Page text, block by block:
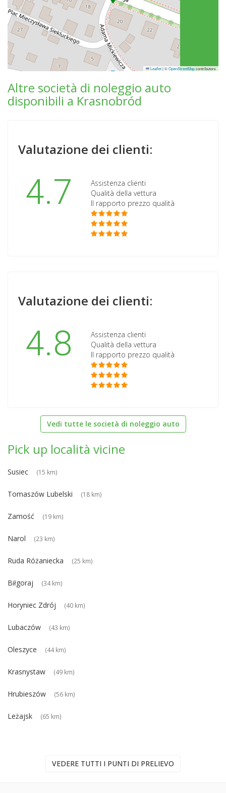
Leaflet|©OpenStreetMapcontributors
Altre società di noleggio auto
disponibili a Krasnobród
Valutazione dei clienti:
4.7
Assistenza clienti
Qualità della vettura
Il rapporto prezzo qualità
Valutazione dei clienti:
4.8
Assistenza clienti
Qualità della vettura
Il rapporto prezzo qualità
Vedi tutte le società di noleggio auto
Pick up località vicine
Susiec (15 km)
Tomaszów Lubelski (18 km)
Zamość (19 km)
Narol (23 km)
Ruda Różaniecka (25 km)
Biłgoraj (34 km)
Horyniec Zdrój (40 km)
Lubaczów (43 km)
Oleszyce (44 km)
Krasnystaw (49 km)
Hrubieszów (56 km)
Leżajsk (65 km)
VEDERE TUTTI I PUNTI DI PRELIEVO